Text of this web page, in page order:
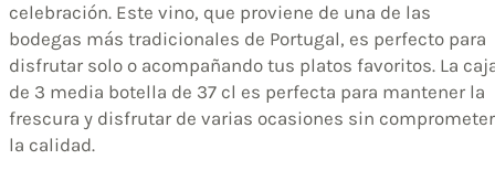
celebración. Este vino, que proviene de una de las
bodegas más tradicionales de Portugal, es perfecto para
disfrutar solo o acompañando tus platos favoritos. La
de 3 media botella de 37 cl es perfecta para mantener la
frescura y disfrutar de varias ocasiones sin comprometer
la calidad.